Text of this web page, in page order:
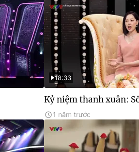
18:33
Kỷ niệm thanh xuân:
1 năm trước